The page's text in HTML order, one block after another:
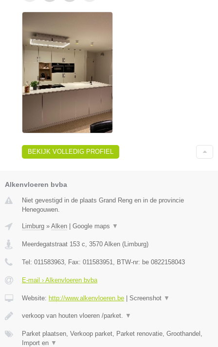
BEKIJK VOLLEDIG PROFIEL
Alkenvloeren bvba
Niet gevestigd in de plaats Grand Reng en in de provincie
Henegouwen.
Limburg » Alken Google maps ▼
Meerdegatstraat 153 c 3570 Alken ( Limburg)
Tel: 011583963 , Fax: 011583951 , BTW-nr: be 0822158043
E-mail › Alkenvloeren bvba
Website: http://www.alkenvloeren.be Screenshot ▼
verkoop van houten vloeren /parket. ▼
Parket plaatsen, Verkoop parket, Parket renovatie, Groothandel,
Import en ▼